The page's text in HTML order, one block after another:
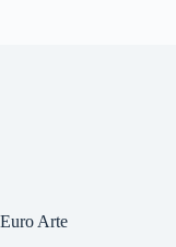
Euro Arte